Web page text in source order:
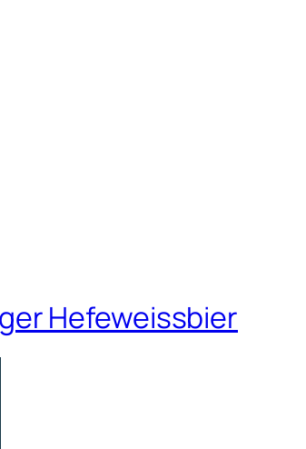
Hefeweissbier